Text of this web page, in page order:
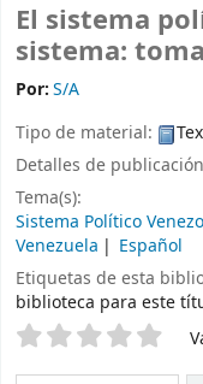
El sistema
sistema:
Por:S/A
Tipo de material:
Detalles de
Tema(s):
Sistema Político
Venezuela
Español
Etiquetas de esta
biblioteca para este
Valoración